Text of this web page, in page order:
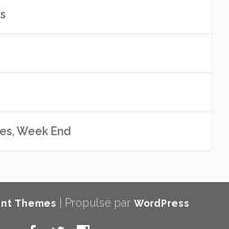
Week End
Themes | Propulsé par WordPress